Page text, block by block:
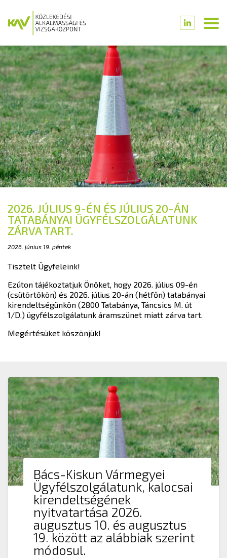
2026. JÚLIUS 9-ÉN ÉS JÚLIUS 20-ÁN
TATABÁNYAI ÜGYFÉLSZOLGÁLATUNK
ZÁRVA TART.
2026. június 19. péntek
Tisztelt Ügyfeleink!
Ezúton tájékoztatjuk Önöket, hogy 2026. július 09-én
(csütörtökön) és 2026. július 20-án (hétfőn) tatabányai
kirendeltségünkön (2800 Tatabánya, Táncsics M. út
1/D.) ügyfélszolgálatunk áramszünet miatt zárva tart.
Megértésüket köszönjük!
Bács-Kiskun Vármegyei
Ügyfélszolgálatunk, kalocsai
kirendeltségének
nyitvatartása 2026.
augusztus 10. és augusztus
19. között az alábbiak szerint
módosul.